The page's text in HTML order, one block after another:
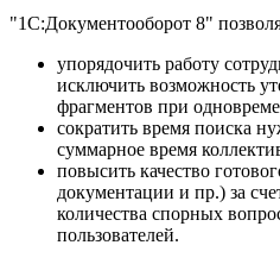
"1С:Документооборот 8"
упорядочить работу
исключить возможность
фрагментов при
сократить время поиска
суммарное время
повысить качество
документации и пр.) за
количества спорных
пользователей.